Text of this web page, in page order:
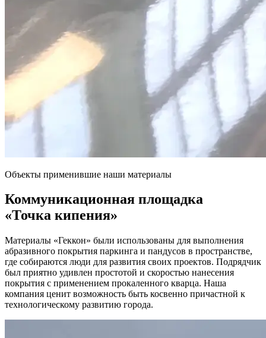
Объекты применившие наши материалы
Коммуникационная площадка
«Точка кипения»
Материалы «Геккон» были использованы для выполнения
абразивного покрытия паркинга и пандусов в пространстве,
где собираются люди для развития своих проектов. Подрядчик
был приятно удивлен простотой и скоростью нанесения
покрытия с применением прокаленного кварца. Наша
компания ценит возможность быть косвенно причастной к
технологическому развитию города.